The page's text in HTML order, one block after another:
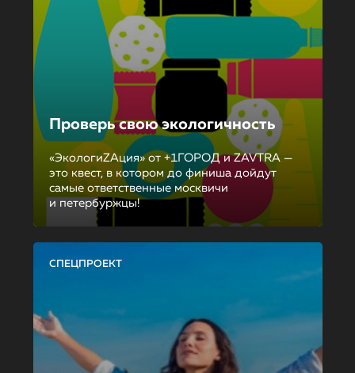
Проверь свою экологичность
«ЭкологиZAция» от +1ГОРОД и ZAVTRA —
это квест, в котором до финиша дойдут
самые ответственные москвичи
и петербуржцы!
СПЕЦПРОЕКТ